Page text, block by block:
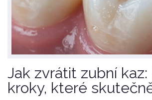
Jak zvrátit zubní
kroky, které